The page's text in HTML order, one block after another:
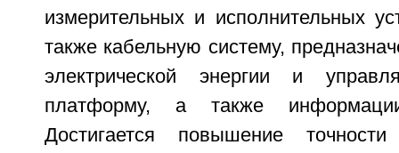
измерительных и исполнительных
также кабельную систему,
электрической энергии и
платформу, а также
Достигается повышение